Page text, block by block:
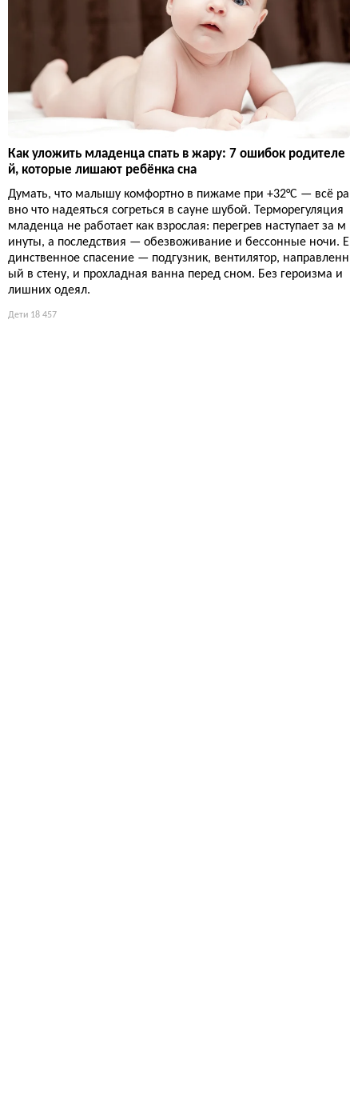
Как уложить младенца спать в жару: 7 ошибок родителе
й, которые лишают ребёнка сна
Думать, что малышу комфортно в пижаме при +32°C — всё ра
вно что надеяться согреться в сауне шубой. Терморегуляция
младенца не работает как взрослая: перегрев наступает за м
инуты, а последствия — обезвоживание и бессонные ночи. Е
динственное спасение — подгузник, вентилятор, направленн
ый в стену, и прохладная ванна перед сном. Без героизма и
лишних одеял.
Дети 18 457